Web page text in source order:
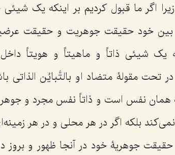
اگر ما قبول کردیم بر اینکه یک
بین خود حقیقت جوهریت و حقیقت
یک شیئی ذاتاً و ماهیتاً و هویتاً
تحت مقولۀ متضاد او بالتَّبایُن الذاتى
همان نفس است و ذاتاً نفس مجرد و
بلکه اگر در هر محلى و در هر
جوهریۀ خود در آنجا ظهور و بروز